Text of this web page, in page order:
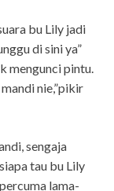
bu Lily jadi
di sini ya”
mengunci pintu.
nie,”pikir
sengaja
tau bu Lily
lama-